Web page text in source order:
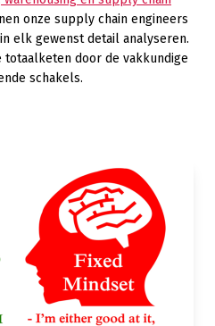
onze supply chain engineers
elk gewenst detail analyseren.
door de vakkundige
schakels.